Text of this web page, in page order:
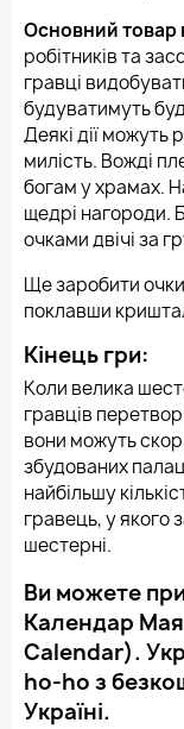
Основний товар
робітників та
гравці
будуватимуть
Деякі дії можуть
милість. Вожді
богам у храмах.
щедрі нагороди.
очками двічі за
Ще заробити
поклавши
Кінець гри:
Коли велика
гравців
вони можуть
збудованих
найбільшу
гравець, у якого
шестерні.
Ви можете
Календар
Calendar).
ho-ho з
Україні.